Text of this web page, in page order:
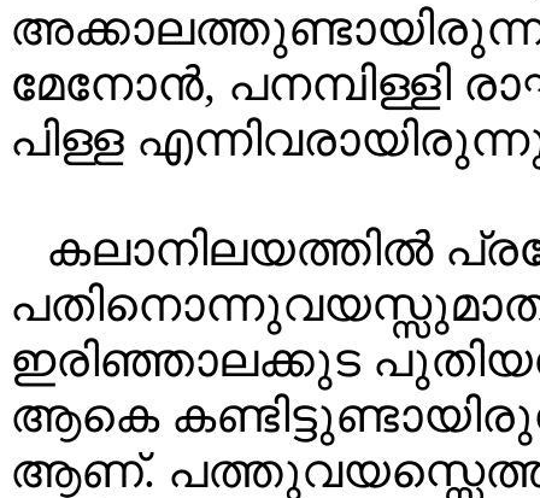
മേനോൻ, പനമ്പിള്ളി
പിള്ള
കലാനിലയത്തിൽ
ഇരിഞ്ഞാലക്കുട
ആകെ
ആണ്.